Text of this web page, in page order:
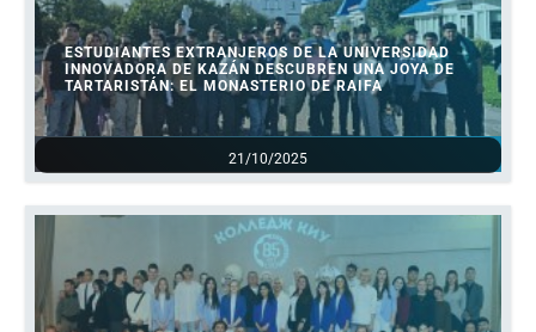
21/10/2025
ESTUDIANTES EXTRANJEROS DE LA UNIVERSIDAD
INNOVADORA DE KAZÁN DESCUBREN UNA JOYA DE
TARTARISTÁN: EL MONASTERIO DE RAIFA